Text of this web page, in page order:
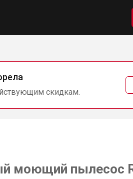
скидкам.
моющий пылесос